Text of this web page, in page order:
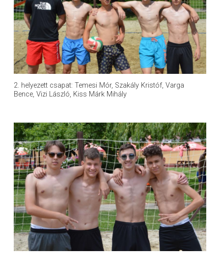
2. helyezett csapat: Temesi Mór, Szakály Kristóf, Varga
Bence, Vizi László, Kiss Márk Mihály